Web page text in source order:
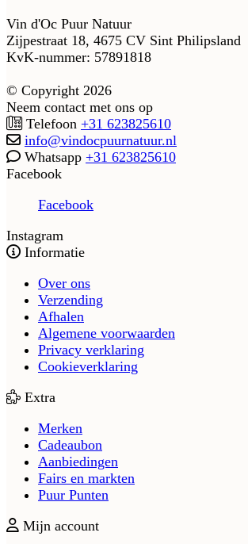
Vin d'Oc Puur Natuur
Zijpestraat 18, 4675 CV Sint Philipsland
KvK-nummer: 57891818
© Copyright 2026
Neem contact met ons op
Telefoon +31 623825610
info@vindocpuurnatuur.nl
Whatsapp +31 623825610
Facebook
Facebook
Instagram
Informatie
Over ons
Verzending
Afhalen
Algemene voorwaarden
Privacy verklaring
Cookieverklaring
Extra
Merken
Cadeaubon
Aanbiedingen
Fairs en markten
Puur Punten
Mijn account